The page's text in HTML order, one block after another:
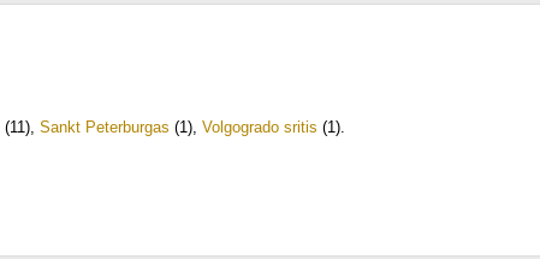
(11), Sankt Peterburgas (1), Volgogrado sritis (1).